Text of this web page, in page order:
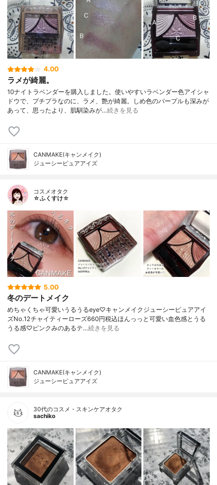
4.00
ラメが綺麗。
10ナイトラベンダーを購入しました。使いやすいラベンダー色アイシャ
ドウで、プチプラなのに、ラメ、艶が綺麗。しめ色のパープルも深みが
あって、思ったより、肌馴染みが…続きを見る
CANMAKE(キャンメイク)
ジューシーピュアアイズ
コスメオタク
☆ふくすけ☆
5.00
冬のデートメイク
めちゃくちゃ可愛いうるうるeye♡キャンメイクジューシーピュアアイ
ズNo.12チャイティーローズ660円税込ほんっっと可愛い血色感とうる
うる感♡ピンクみのあるテ…続きを見る
CANMAKE(キャンメイク)
ジューシーピュアアイズ
30代のコスメ・スキンケアオタク
sachiko